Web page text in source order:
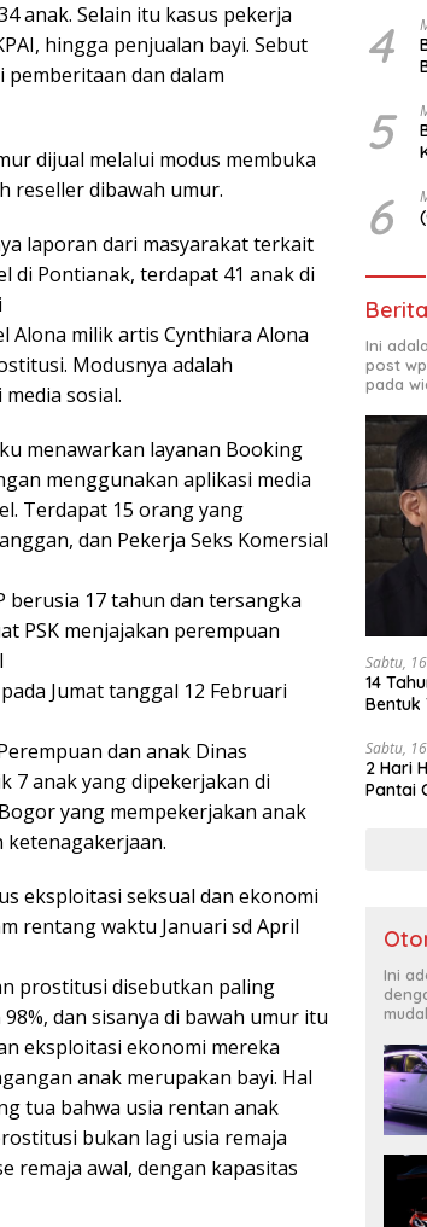
anak. Selain itu kasus pekerja
hingga penjualan bayi. Sebut
pemberitaan dan dalam
dijual melalui modus membuka
reseller dibawah umur.
laporan dari masyarakat terkait
di Pontianak, terdapat 41 anak di
Alona milik artis Cynthiara Alona
Modusnya adalah
sosial.
menawarkan layanan Booking
menggunakan aplikasi media
Terdapat 15 orang yang
dan Pekerja Seks Komersial
berusia 17 tahun dan tersangka
PSK menjajakan perempuan
Jumat tanggal 12 Februari
dan anak Dinas
7 anak yang dipekerjakan di
yang mempekerjakan anak
ketenagakerjaan.
eksploitasi seksual dan ekonomi
rentang waktu Januari sd April
prostitusi disebutkan paling
dan sisanya di bawah umur itu
eksploitasi ekonomi mereka
anak merupakan bayi. Hal
tua bahwa usia rentan anak
bukan lagi usia remaja
remaja awal, dengan kapasitas
4
5
6
Ini
post
pada
Sabtu,
14
Bentuk
Sabtu,
2 Hari
Pantai
Ini